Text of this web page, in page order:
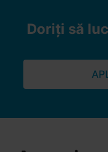
Doriți să